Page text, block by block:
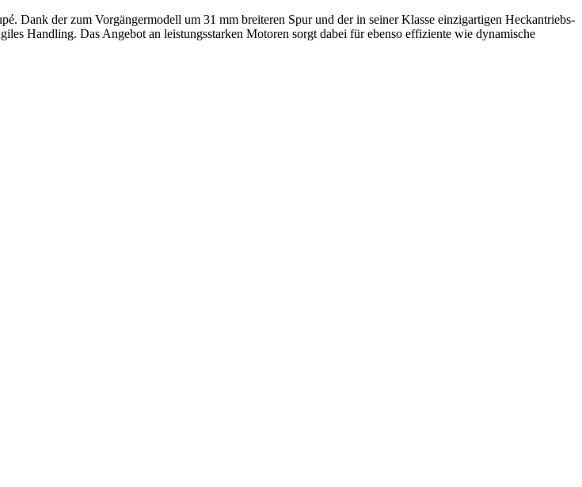
Dank der zum Vorgängermodell um 31 mm breiteren Spur und der in seiner Klasse einzigartigen Heckantriebs­
Handling. Das Angebot an leistungs­starken Motoren sorgt dabei für ebenso effiziente wie dynamische